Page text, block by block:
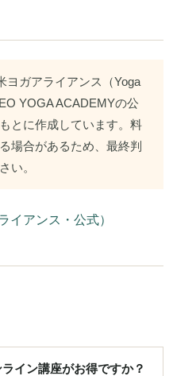
ヨガアライアンス（Yoga
YOGA ACADEMYの公
とに作成しています。料
場合があるため、最終判
い。
イアンス・公式）
イン講座がお得ですか？